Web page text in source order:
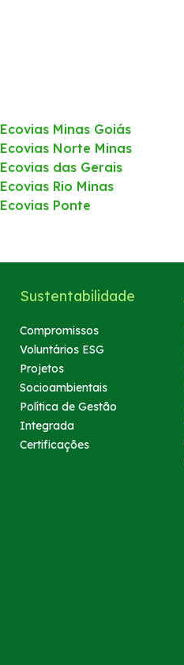
Ecovias Minas Goiás
Ecovias Norte Minas
Ecovias das Gerais
Ecovias Rio Minas
Ecovias Ponte
Sustentabilidade
Compromissos
Voluntários ESG
Projetos
Socioambientais
Política de Gestão
Integrada
Certificações